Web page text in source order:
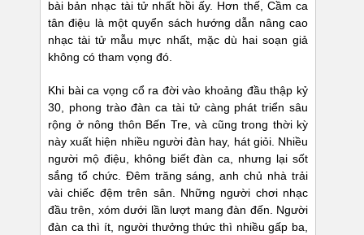
bài bản nhạc tài tử nhất hồi ấy. Hơn thế, Cầm ca
tân điệu là một quyển sách hướng dẫn nâng cao
nhạc tài tử mẫu mực nhất, mặc dù hai soạn giả
không có tham vọng đó.
Khi bài ca vọng cổ ra đời vào khoảng đầu thập kỷ
30, phong trào đàn ca tài tử càng phát triển sâu
rộng ở nông thôn Bến Tre, và cũng trong thời kỳ
này xuất hiện nhiều người đàn hay, hát giỏi. Nhiều
người mộ điệu, không biết đàn ca, nhưng lại sốt
sắng tổ chức. Đêm trăng sáng, anh chủ nhà trải
vài chiếc đệm trên sân. Những người chơi nhạc
đầu trên, xóm dưới lần lượt mang đàn đến. Người
đàn ca thì ít, người thưởng thức thì nhiều gấp ba,